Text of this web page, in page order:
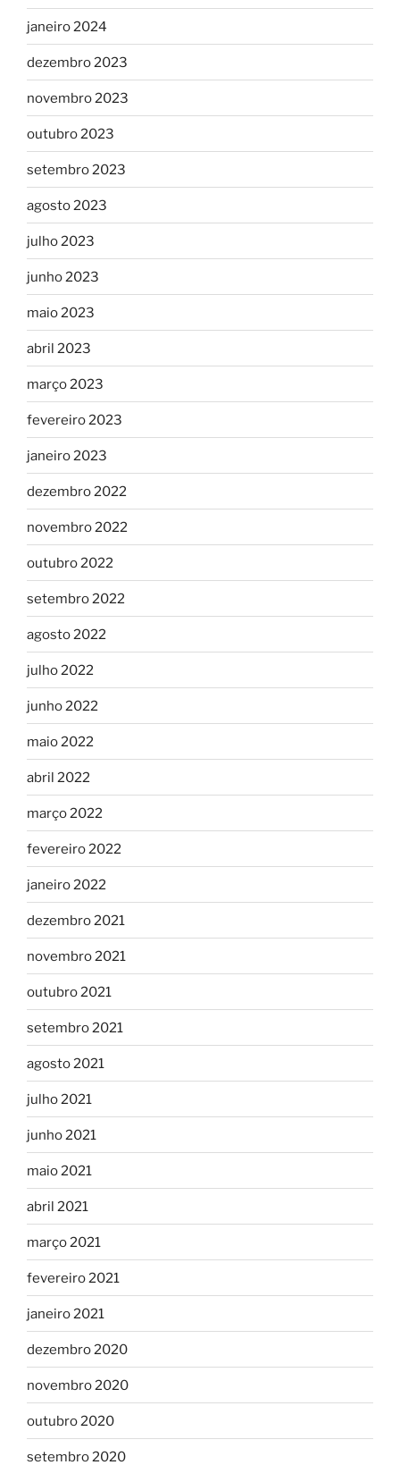
janeiro 2024
dezembro 2023
novembro 2023
outubro 2023
setembro 2023
agosto 2023
julho 2023
junho 2023
maio 2023
abril 2023
março 2023
fevereiro 2023
janeiro 2023
dezembro 2022
novembro 2022
outubro 2022
setembro 2022
agosto 2022
julho 2022
junho 2022
maio 2022
abril 2022
março 2022
fevereiro 2022
janeiro 2022
dezembro 2021
novembro 2021
outubro 2021
setembro 2021
agosto 2021
julho 2021
junho 2021
maio 2021
abril 2021
março 2021
fevereiro 2021
janeiro 2021
dezembro 2020
novembro 2020
outubro 2020
setembro 2020